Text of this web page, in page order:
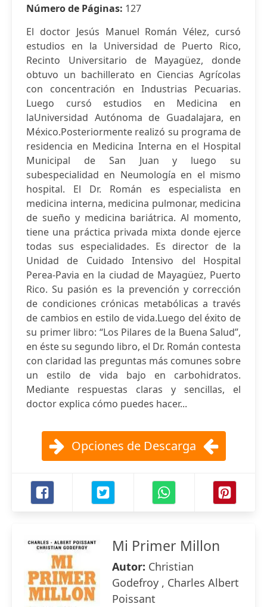
Número de Páginas: 127
El doctor Jesús Manuel Román Vélez, cursó
estudios en la Universidad de Puerto Rico,
Recinto Universitario de Mayagüez, donde
obtuvo un bachillerato en Ciencias Agrícolas
con concentración en Industrias Pecuarias.
Luego cursó estudios en Medicina en
laUniversidad Autónoma de Guadalajara, en
México.Posteriormente realizó su programa de
residencia en Medicina Interna en el Hospital
Municipal de San Juan y luego su
subespecialidad en Neumología en el mismo
hospital. El Dr. Román es especialista en
medicina interna, medicina pulmonar, medicina
de sueño y medicina bariátrica. Al momento,
tiene una práctica privada mixta donde ejerce
todas sus especialidades. Es director de la
Unidad de Cuidado Intensivo del Hospital
Perea-Pavia en la ciudad de Mayagüez, Puerto
Rico. Su pasión es la prevención y corrección
de condiciones crónicas metabólicas a través
de cambios en estilo de vida.Luego del éxito de
su primer libro: “Los Pilares de la Buena Salud”,
en éste su segundo libro, el Dr. Román contesta
con claridad las preguntas más comunes sobre
un estilo de vida bajo en carbohidratos.
Mediante respuestas claras y sencillas, el
doctor explica cómo puedes hacer...
Opciones de Descarga
Mi Primer Millon
Autor: Christian
Godefroy , Charles Albert
Poissant